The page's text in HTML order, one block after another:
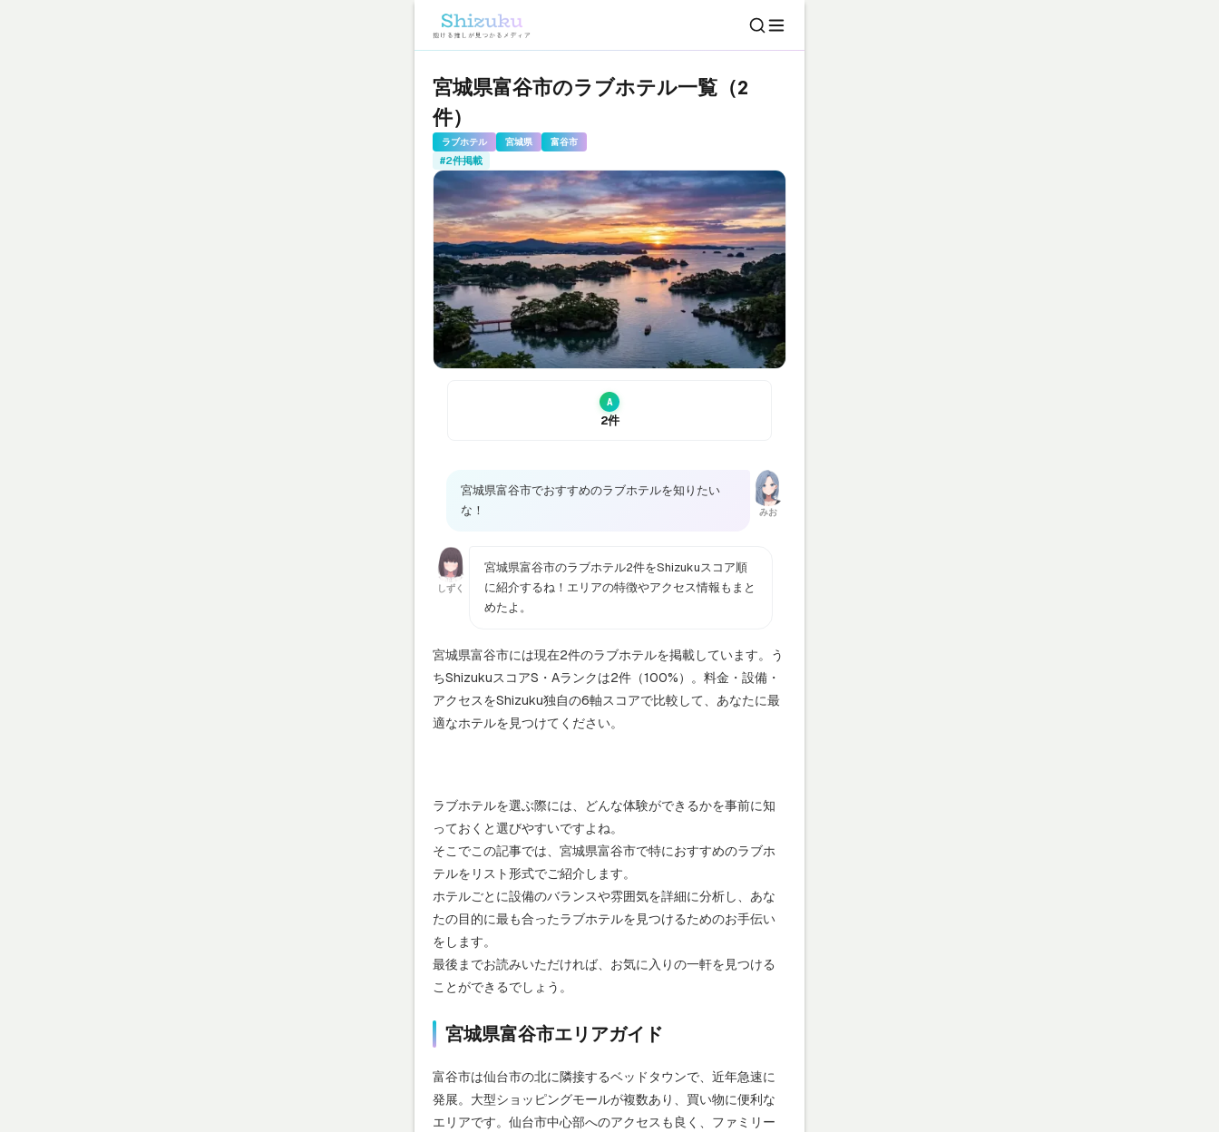
宮城県富谷市のラブホテル一覧（2
件）
ラブホテル 宮城県 富谷市
#2件掲載
A
2件
みお
宮城県富谷市でおすすめのラブホテルを知りたい
な！
しずく
宮城県富谷市のラブホテル2件をShizukuスコア順
に紹介するね！エリアの特徴やアクセス情報もまと
めたよ。
宮城県富谷市には現在2件のラブホテルを掲載しています。う
ちShizukuスコアS・Aランクは2件（100%）。料金・設備・
アクセスをShizuku独自の6軸スコアで比較して、あなたに最
適なホテルを見つけてください。
ラブホテルを選ぶ際には、どんな体験ができるかを事前に知
っておくと選びやすいですよね。
そこでこの記事では、宮城県富谷市で特におすすめのラブホ
テルをリスト形式でご紹介します。
ホテルごとに設備のバランスや雰囲気を詳細に分析し、あな
たの目的に最も合ったラブホテルを見つけるためのお手伝い
をします。
最後までお読みいただければ、お気に入りの一軒を見つける
ことができるでしょう。
宮城県富谷市エリアガイド
富谷市は仙台市の北に隣接するベッドタウンで、近年急速に
発展。大型ショッピングモールが複数あり、買い物に便利な
エリアです。仙台市中心部へのアクセスも良く、ファミリー